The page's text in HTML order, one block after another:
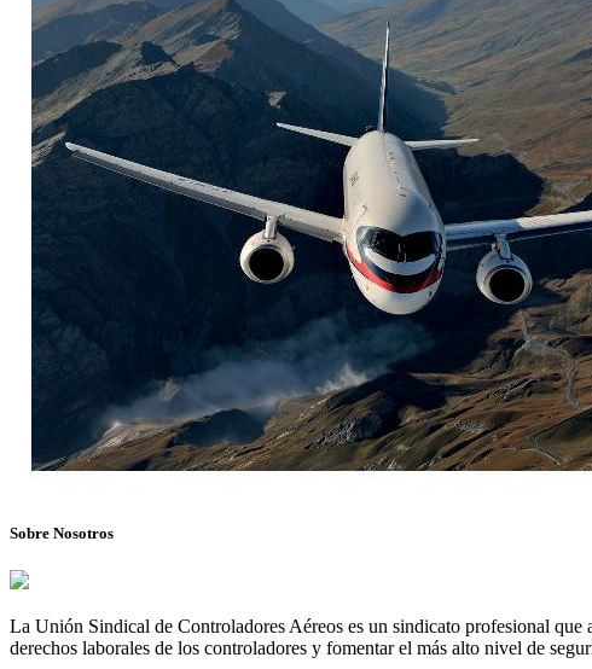
Sobre Nosotros
La Unión Sindical de Controladores Aéreos es un sindicato profesional
derechos laborales de los controladores y fomentar el más alto nivel de